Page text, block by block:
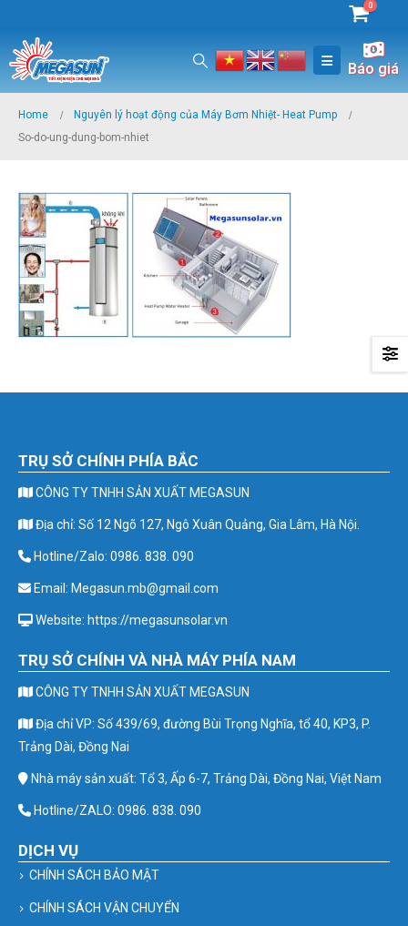
0
Báo giá
Home
Nguyên lý hoạt động của Máy Bơm Nhiệt- Heat Pump
So-do-ung-dung-bom-nhiet
TRỤ SỞ CHÍNH PHÍA BẮC
CÔNG TY TNHH SẢN XUẤT MEGASUN
Địa chỉ: Số 12 Ngõ 127, Ngô Xuân Quảng, Gia Lâm, Hà Nội.
Hotline/Zalo: 0986. 838. 090
Email: Megasun.mb@gmail.com
Website: https://megasunsolar.vn
TRỤ SỞ CHÍNH VÀ NHÀ MÁY PHÍA NAM
CÔNG TY TNHH SẢN XUẤT MEGASUN
Địa chỉ VP: Số 439/69, đường Bùi Trọng Nghĩa, tổ 40, KP3, P.
Trảng Dài, Đồng Nai
Nhà máy sản xuất: Tổ 3, Ấp 6-7, Trảng Dài, Đồng Nai, Việt Nam
Hotline/ZALO: 0986. 838. 090
DỊCH VỤ
CHÍNH SÁCH BẢO MẬT
CHÍNH SÁCH VẬN CHUYỂN